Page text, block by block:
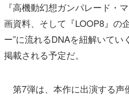
『高機動幻想ガンパレード・
画資料、そして『LOOP8』の
ー”に流れるDNAを紐解いてい
掲載される予定だ。
第7弾は、本作に出演する声